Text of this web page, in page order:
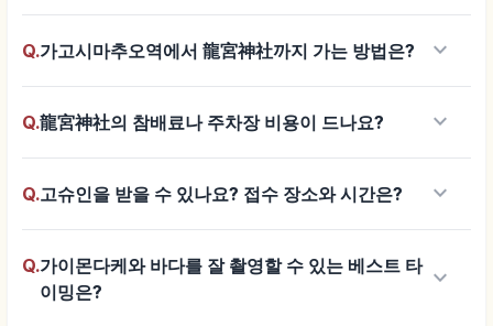
Q.가고시마추오역에서 龍宮神社까지 가는 방법은? keyboard_arrow_down
Q.龍宮神社의 참배료나 주차장 비용이 드나요? keyboard_arrow_down
Q.고슈인을 받을 수 있나요? 접수 장소와 시간은? keyboard_arrow_down
Q.가이몬다케와 바다를 잘 촬영할 수 있는 베스트 타
이밍은?
keyboard_arrow_down